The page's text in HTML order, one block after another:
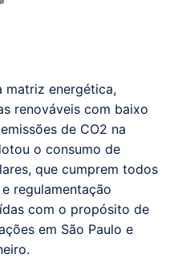
matriz energética,
renováveis com baixo
de CO2 na
o consumo de
que cumprem todos
regulamentação
com o propósito de
em São Paulo e